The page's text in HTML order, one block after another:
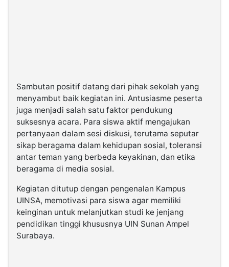
Sambutan positif datang dari pihak sekolah yang
menyambut baik kegiatan ini. Antusiasme peserta
juga menjadi salah satu faktor pendukung
suksesnya acara. Para siswa aktif mengajukan
pertanyaan dalam sesi diskusi, terutama seputar
sikap beragama dalam kehidupan sosial, toleransi
antar teman yang berbeda keyakinan, dan etika
beragama di media sosial.
Kegiatan ditutup dengan pengenalan Kampus
UINSA, memotivasi para siswa agar memiliki
keinginan untuk melanjutkan studi ke jenjang
pendidikan tinggi khususnya UIN Sunan Ampel
Surabaya.